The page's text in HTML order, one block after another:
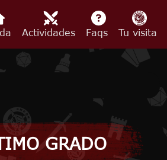
Actividades Faqs Tu visita
GRADO